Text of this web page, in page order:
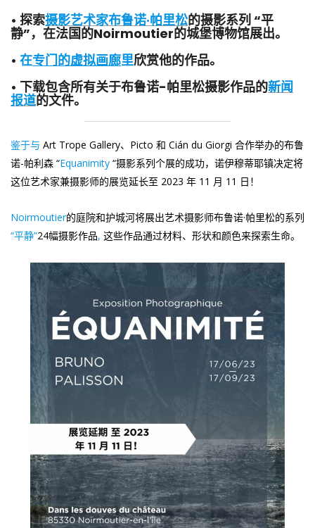
• 探索摄影艺术家布鲁诺·帕里松的摄影系列 “平
静”，在法国的Noirmoutier的城堡博物馆展出。
• 在专门的虚拟画廊里欣赏他的作品。
• 下载包含所有关于布鲁诺-帕里松摄影作品的新闻
报道的文件。
鉴于与 Art Trope Gallery、Picto 和 Cián du Giorgi 合作举办的布鲁
诺-帕利森 “Equanimity “摄影系列个展的成功，诺伊穆蒂耶镇决定将
这位艺术家兼摄影师的展览延长至 2023 年 11 月 11 日！
Noirmoutier的庭院和护城河将展出艺术摄影师布鲁诺·帕里松的系列
“平静”24幅摄影作品, 这些作品通过材料、形状和颜色来探索生命。